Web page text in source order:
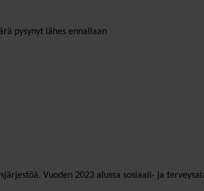
pysynyt lähes ennallaan
Vuoden 2023 alussa sosiaali- ja